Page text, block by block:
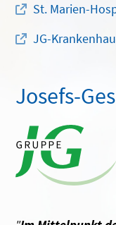
St. Marien-
JG-
Josefs-